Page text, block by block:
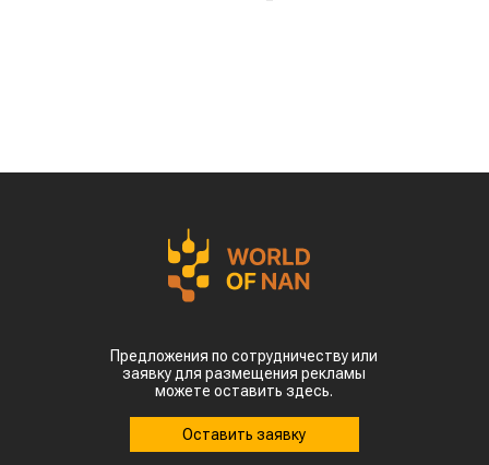
Предложения по сотрудничеству или
заявку для размещения рекламы
можете оставить здесь.
Оставить заявку